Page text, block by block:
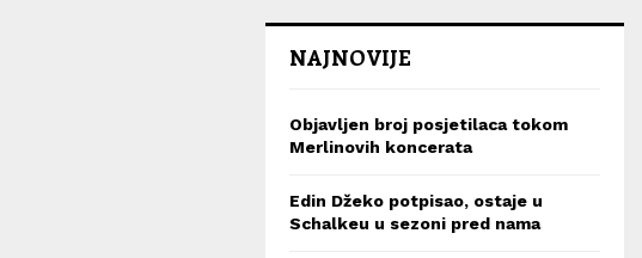
NAJNOVIJE
Objavljen broj posjetilaca tokom
Merlinovih koncerata
Edin Džeko potpisao, ostaje u
Schalkeu u sezoni pred nama